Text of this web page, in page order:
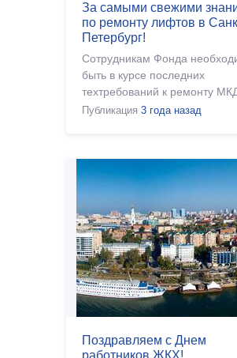
За самыми свежими
по ремонту лифтов в
Петербург!
Сотрудникам Фонда
быть в курсе последних
техтребований к ремонту
Публикация 3 года назад
Поздравляем с Днем